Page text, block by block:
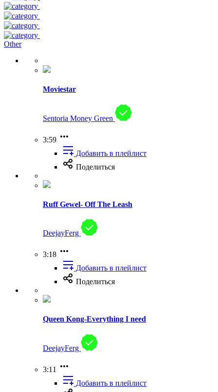
Other
Moviestar
Sentoria Money Green
3:59
Добавить в плейлист
Поделиться
Ruff Gewel- Off The Leash
DeejayFerg
3:18
Добавить в плейлист
Поделиться
Queen Kong-Everything I need
DeejayFerg
3:11
Добавить в плейлист